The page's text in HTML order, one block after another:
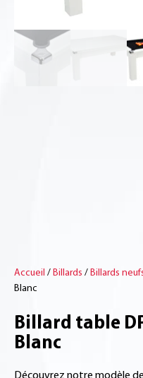
Accueil / Billards / Billards
Blanc
Billard table
Blanc
Découvrez notre modèle